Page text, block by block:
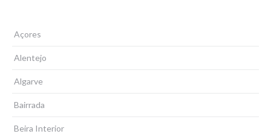
Açores
Alentejo
Algarve
Bairrada
Beira Interior